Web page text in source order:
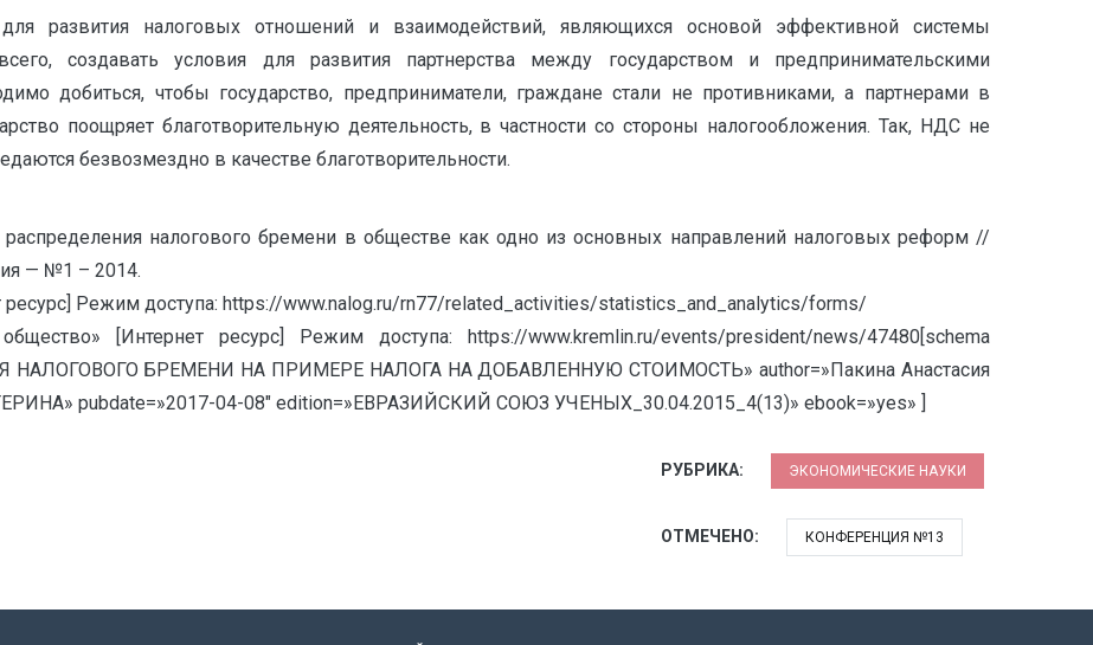
развития налоговых отношений и взаимодействий, являющихся основой эффективной системы
создавать условия для развития партнерства между государством и предпринимательскими
добиться, чтобы государство, предприниматели, граждане стали не противниками, а партнерами в
поощряет благотворительную деятельность, в частности со стороны налогообложения. Так, НДС не
безвозмездно в качестве благотворительности.
налогового бремени в обществе как одно из основных направлений налоговых реформ //
— №1 – 2014.
ресурс] Режим доступа: https://www.nalog.ru/rn77/related_activities/statistics_and_analytics/forms/
[Интернет ресурс] Режим доступа: https://www.kremlin.ru/events/president/news/47480[schema
НАЛОГОВОГО БРЕМЕНИ НА ПРИМЕРЕ НАЛОГА НА ДОБАВЛЕННУЮ СТОИМОСТЬ» author=»Пакина Анастасия
pubdate=»2017-04-08″ edition=»ЕВРАЗИЙСКИЙ СОЮЗ УЧЕНЫХ_30.04.2015_4(13)» ebook=»yes» ]
РУБРИКА: ЭКОНОМИЧЕСКИЕ НАУКИ
ОТМЕЧЕНО: КОНФЕРЕНЦИЯ №13